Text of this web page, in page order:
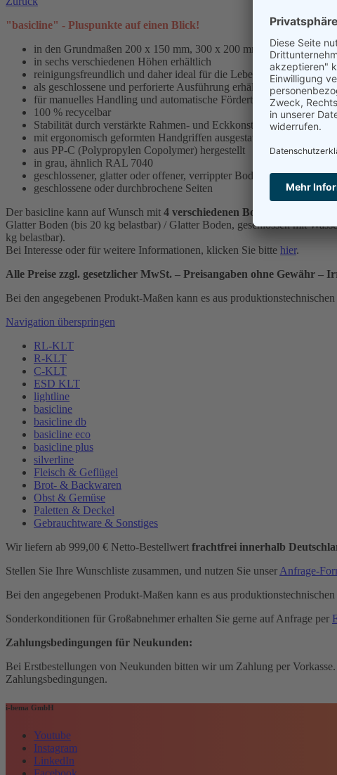
"basicline" - Pluspunkte auf einen Blick!
in den Grundmaßen 200 x 150 mm, 300 x 200 mm, 400 x 300 mm
in sechs verschiedenen Höhen erhältlich
reinigungsfreundlich und daher ideal für die Lebensmittellogistik
als geschlossene und perforierte Ausführung erhältlich
für manuelles Handling und automatische Fördertechnik geeignet
100 % recycelbar
Stabilität durch verstärkte Rahmen- und Eckkonstruktion
mit ergonomisch geformten Handgriffen ausgestattet, offen oder
aus PP-C (Polypropylen Copolymer) hergestellt
in grau, ähnlich RAL 7040
geschlossener, glatter oder offener, verrippter Boden
geschlossene oder durchbrochene Seiten
Der basicline kann auf Wunsch mit 4 verschiedenen Bodengruppen
Glatter Boden (bis 20 kg belastbar) / Glatter Boden, geschlossen mit
kg belastbar).
Bei Interesse oder für weitere Informationen, klicken Sie bitte hier.
Alle Preise zzgl. gesetzlicher MwSt. – Preisangaben ohne Gewähr –
Bei den angegebenen Produkt-Maßen kann es aus
Navigation überspringen
RL-KLT
R-KLT
C-KLT
ESD KLT
lightline
basicline
basicline db
basicline eco
basicline plus
silverline
Fleisch & Geflügel
Brot- & Backwaren
Obst & Gemüse
Paletten & Deckel
Gebrauchtware & Sonstiges
Wir liefern ab 999,00 € Netto-Bestellwert frachtfrei innerhalb
Stellen Sie Ihre Wunschliste zusammen, und nutzen Sie unser Anfrage-
Bei den angegebenen Produkt-Maßen kann es aus
Sonderkonditionen für Großabnehmer erhalten Sie gerne auf Anfrage per
Zahlungsbedingungen für Neukunden:
Bei Erstbestellungen von Neukunden bitten wir um Zahlung per
Zahlungsbedingungen.
i-bema GmbH
Youtube
Instagram
LinkedIn